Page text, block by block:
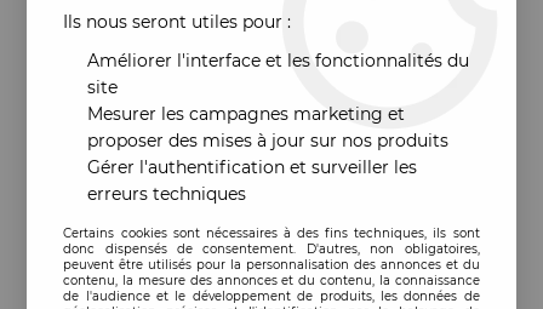
Ils nous seront utiles pour :
Améliorer l'interface et les fonctionnalités du
site
Mesurer les campagnes marketing et
proposer des mises à jour sur nos produits
Gérer l'authentification et surveiller les
erreurs techniques
Certains cookies sont nécessaires à des fins techniques, ils sont
donc dispensés de consentement. D'autres, non obligatoires,
peuvent être utilisés pour la personnalisation des annonces et du
contenu, la mesure des annonces et du contenu, la connaissance
de l'audience et le développement de produits, les données de